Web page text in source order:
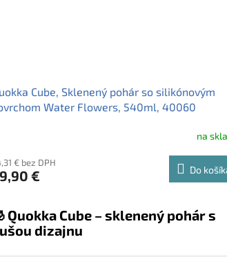
Cube, Sklenený pohár so silikónovým
Water Flowers, 540ml, 40060
na
€ bez DPH
€ Do
Quokka Cube – sklenený pohár s
dizajnu
Cube – luxusný sklenený pohár s